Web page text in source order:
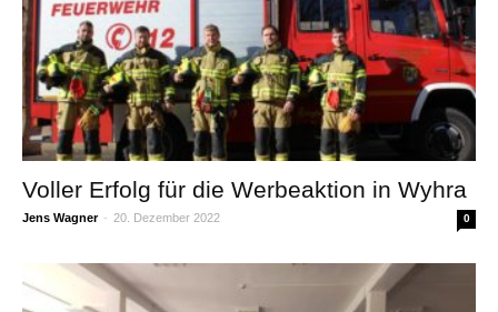
Voller Erfolg für die Werbeaktion in Wyhra
Jens Wagner - 20. Dezember 2022 0